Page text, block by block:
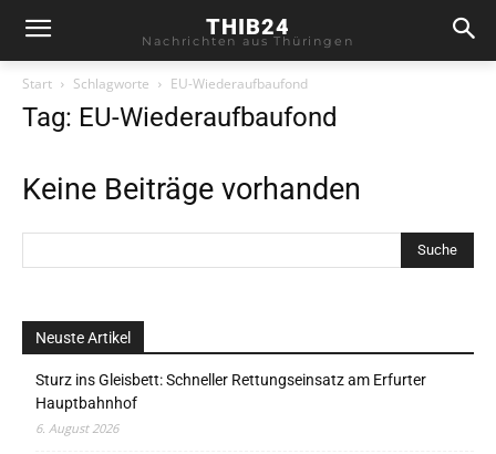
THIB24
Nachrichten aus Thüringen
Start Schlagworte EU-Wiederaufbaufond
Tag: EU-Wiederaufbaufond
Keine Beiträge vorhanden
Neuste Artikel
Sturz ins Gleisbett: Schneller Rettungseinsatz am Erfurter
Hauptbahnhof
6. August 2026